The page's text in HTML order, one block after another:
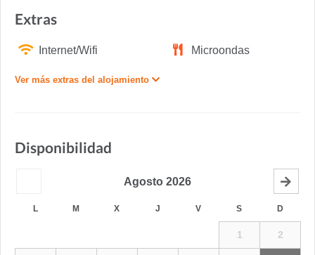
Extras
Internet/Wifi Microondas
Ver más extras del alojamiento
Disponibilidad
Agosto 2026
L M X J V S D
1 2